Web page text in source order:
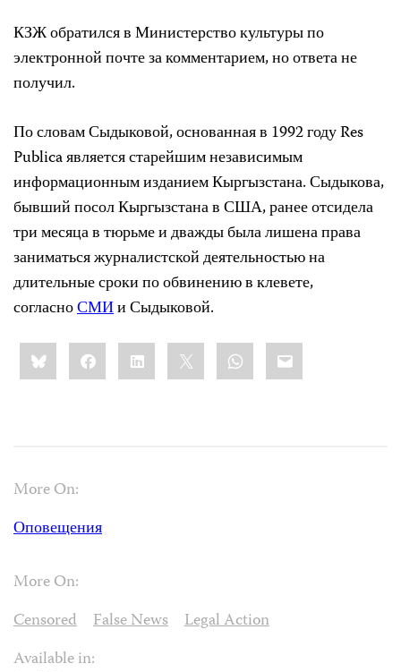
КЗЖ обратился в Министерство культуры по
электронной почте за комментарием, но ответа не
получил.
По словам Сыдыковой, основанная в 1992 году Res
Publica является старейшим независимым
информационным изданием Кыргызстана. Сыдыкова,
бывший посол Кыргызстана в США, ранее отсидела
три месяца в тюрьме и дважды была лишена права
заниматься журналистской деятельностью на
длительные сроки по обвинению в клевете,
согласноСМИи Сыдыковой.
Share
this:BlueskyFacebookLinkedIn WhatsApp
Email
More On:
Оповещения
More On:
Censored
False News
Legal Action
Available in: